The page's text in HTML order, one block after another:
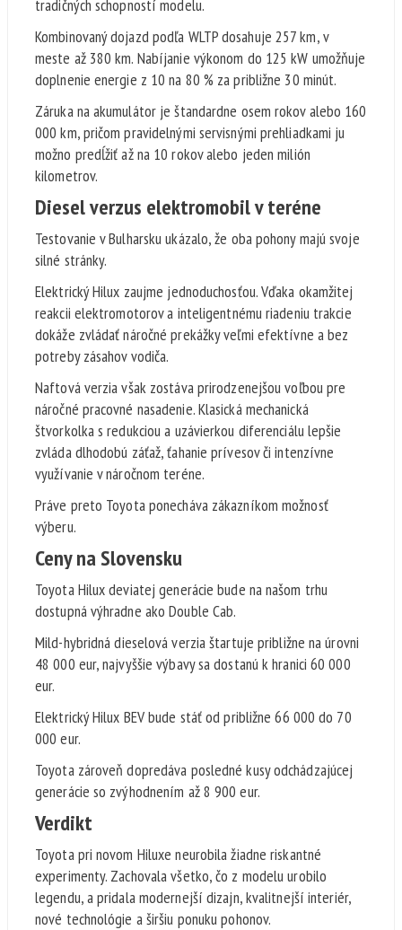
tradičných schopností modelu.
Kombinovaný dojazd podľa WLTP dosahuje 257 km, v
meste až 380 km. Nabíjanie výkonom do 125 kW umožňuje
doplnenie energie z 10 na 80 % za približne 30 minút.
Záruka na akumulátor je štandardne osem rokov alebo 160
000 km, pričom pravidelnými servisnými prehliadkami ju
možno predĺžiť až na 10 rokov alebo jeden milión
kilometrov.
Diesel verzus elektromobil v teréne
Testovanie v Bulharsku ukázalo, že oba pohony majú svoje
silné stránky.
Elektrický Hilux zaujme jednoduchosťou. Vďaka okamžitej
reakcii elektromotorov a inteligentnému riadeniu trakcie
dokáže zvládať náročné prekážky veľmi efektívne a bez
potreby zásahov vodiča.
Naftová verzia však zostáva prirodzenejšou voľbou pre
náročné pracovné nasadenie. Klasická mechanická
štvorkolka s redukciou a uzávierkou diferenciálu lepšie
zvláda dlhodobú záťaž, ťahanie prívesov či intenzívne
využívanie v náročnom teréne.
Práve preto Toyota ponecháva zákazníkom možnosť
výberu.
Ceny na Slovensku
Toyota Hilux deviatej generácie bude na našom trhu
dostupná výhradne ako Double Cab.
Mild-hybridná dieselová verzia štartuje približne na úrovni
48 000 eur, najvyššie výbavy sa dostanú k hranici 60 000
eur.
Elektrický Hilux BEV bude stáť od približne 66 000 do 70
000 eur.
Toyota zároveň dopredáva posledné kusy odchádzajúcej
generácie so zvýhodnením až 8 900 eur.
Verdikt
Toyota pri novom Hiluxe neurobila žiadne riskantné
experimenty. Zachovala všetko, čo z modelu urobilo
legendu, a pridala modernejší dizajn, kvalitnejší interiér,
nové technológie a širšiu ponuku pohonov.